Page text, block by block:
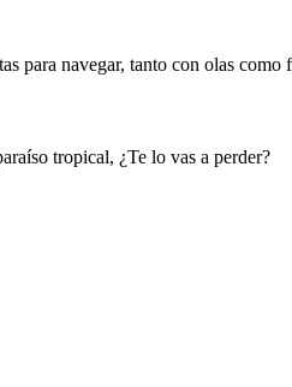
para navegar, tanto con olas
tropical, ¿Te lo vas a perder?